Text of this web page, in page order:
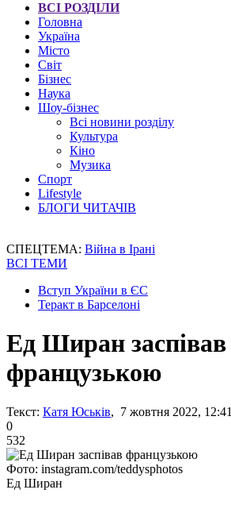
ВСІ РОЗДІЛИ
Головна
Україна
Місто
Світ
Бізнес
Наука
Шоу-бізнес
Всі новини розділу
Культура
Кіно
Музика
Спорт
Lifestyle
БЛОГИ ЧИТАЧІВ
СПЕЦТЕМА: Війна в Ірані
ВСІ ТЕМИ
Вступ України в ЄС
Теракт в Барселоні
Ед Ширан заспівав
французькою
Текст: Катя Юськів, 7 жовтня 2022, 12:41
0
532
Фото: instagram.com/teddysphotos
Ед Ширан